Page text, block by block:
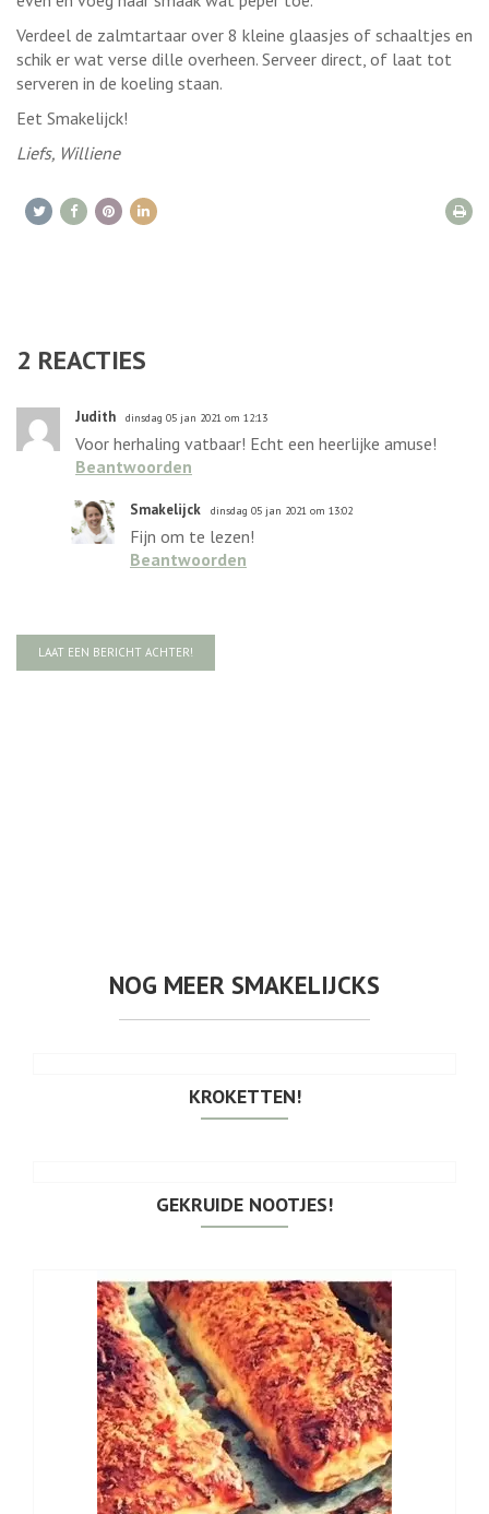
Verdeel de zalmtartaar over 8 kleine glaasjes of schaaltjes en
schik er wat verse dille overheen. Serveer direct, of laat tot
serveren in de koeling staan.
Eet Smakelijck!
Liefs, Williene
2 REACTIES
Judith dinsdag 05 jan 2021 om 12:13
Voor herhaling vatbaar! Echt een heerlijke amuse!
Beantwoorden
Smakelijck dinsdag 05 jan 2021 om 13:02
Fijn om te lezen!
Beantwoorden
LAAT EEN BERICHT ACHTER!
NOG MEER SMAKELIJCKS
KROKETTEN!
GEKRUIDE NOOTJES!